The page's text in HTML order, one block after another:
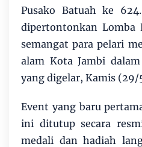
Pusako Batuah ke
dipertontonkan Lomba
semangat para pelari
alam Kota Jambi
yang digelar, Kamis
Event yang baru
ini ditutup secara
medali dan hadiah